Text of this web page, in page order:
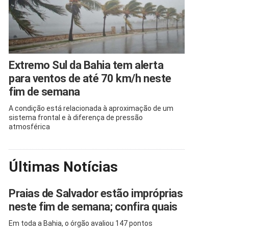
Extremo Sul da Bahia tem alerta
para ventos de até 70 km/h neste
fim de semana
A condição está relacionada à aproximação de um
sistema frontal e à diferença de pressão
atmosférica
Últimas Notícias
Praias de Salvador estão impróprias
neste fim de semana; confira quais
Em toda a Bahia, o órgão avaliou 147 pontos